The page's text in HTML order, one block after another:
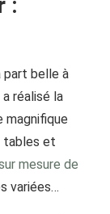
part belle à
réalisé la
magnifique
tables et
mesure de
variées…